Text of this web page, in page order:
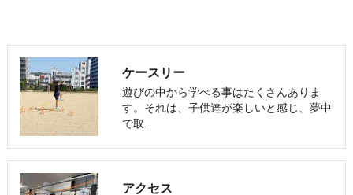
ケースリー
遊びの中から学べる事はたくさんありま
す。それは、子供達が楽しいと感じ、夢中
で取…
アクセス